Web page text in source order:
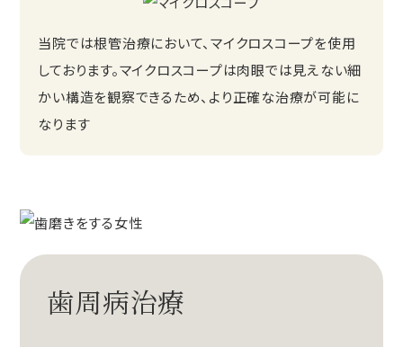
当院では根管治療において、マイクロスコープを使用
しております。マイクロスコープは肉眼では見えない細
かい構造を観察できるため、より正確な治療が可能に
なります
歯周病治療